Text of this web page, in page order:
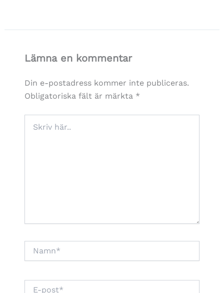
Lämna en kommentar
Din e-postadress kommer inte publiceras.
Obligatoriska fält är märkta *
här..